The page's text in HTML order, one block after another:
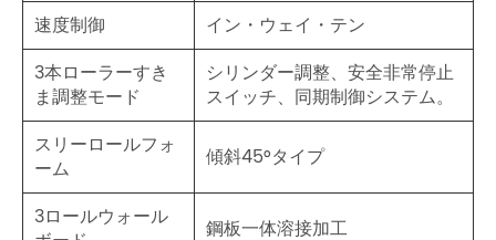
速度制御
イン・ウェイ・テン
3本ローラーすき
ま調整モード
シリンダー調整、安全非常停止
スイッチ、同期制御システム。
スリーロールフォ
ーム
傾斜45°タイプ
3ロールウォール
鋼板一体溶接加工